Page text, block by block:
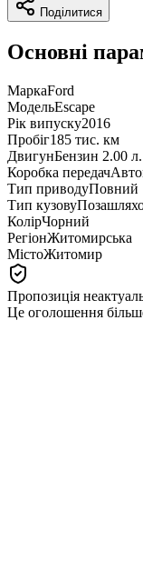
Поділитися
Основні
МаркаFord
МодельEscape
Рік випуску2016
Пробіг185 тис. км
ДвигунБензин 2.00 л.
Коробка передач
Тип приводуПовний
Тип кузову
КолірЧорний
РегіонЖитомирська
МістоЖитомир
Пропозиція
Це оголошення